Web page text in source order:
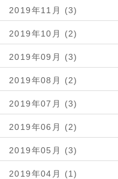
2019年11月 (3)
2019年10月 (2)
2019年09月 (3)
2019年08月 (2)
2019年07月 (3)
2019年06月 (2)
2019年05月 (3)
2019年04月 (1)